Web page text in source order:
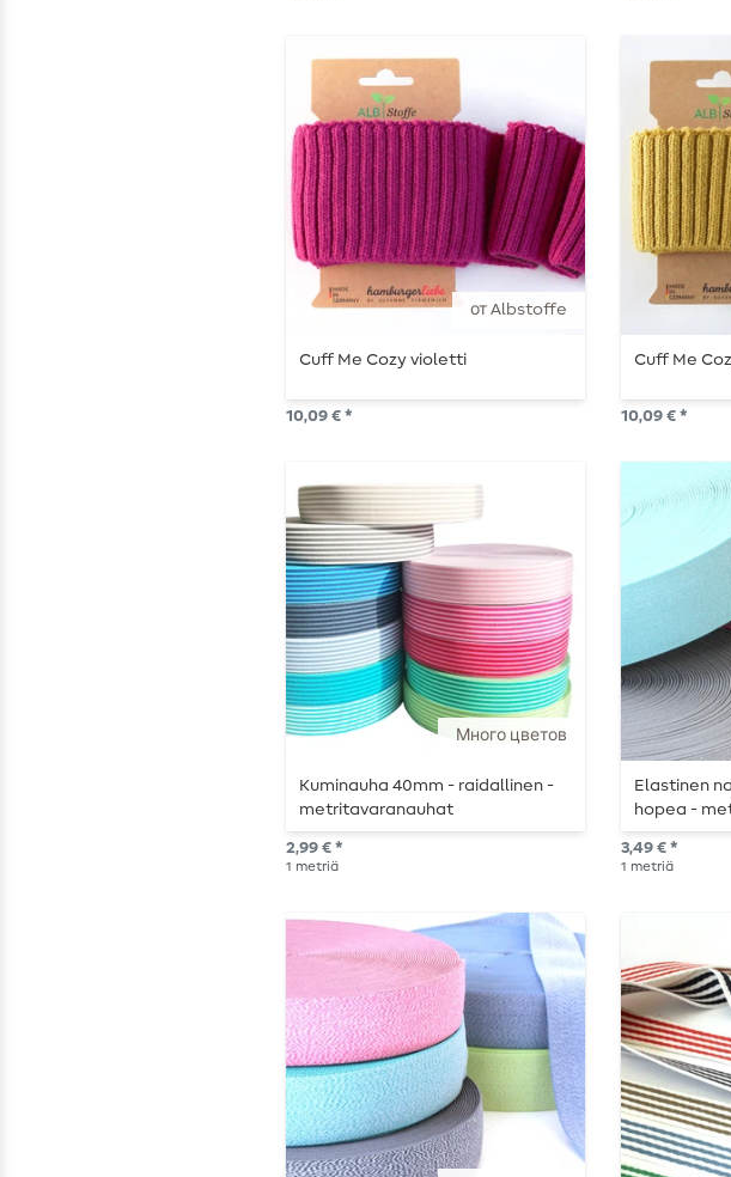
от Albstoffe
Cuff Me Cozy violetti
10,09 € *
Cuff Me
10,09 € *
Много цветов
Kuminauha 40mm - raidallinen -
metritavaranauhat
2,99 € *
1 metriä
Elastinen
hopea -
3,49 € *
1 metriä